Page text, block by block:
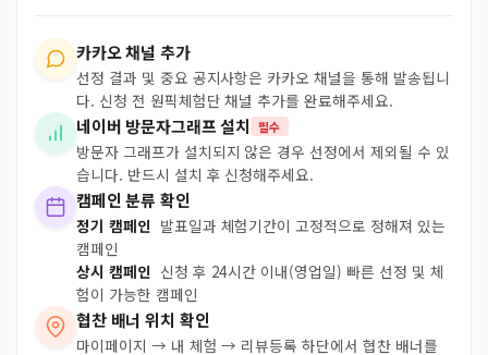
카카오 채널 추가
선정 결과 및 중요 공지사항은 카카오 채널을 통해 발송됩니
다. 신청 전 원픽체험단 채널 추가를 완료해주세요.
네이버 방문자그래프 설치 필수
방문자 그래프가 설치되지 않은 경우 선정에서 제외될 수 있
습니다. 반드시 설치 후 신청해주세요.
캠페인 분류 확인
정기 캠페인 발표일과 체험기간이 고정적으로 정해져 있는
캠페인
상시 캠페인 신청 후 24시간 이내(영업일) 빠른 선정 및 체
험이 가능한 캠페인
협찬 배너 위치 확인
마이페이지 → 내 체험 → 리뷰등록 하단에서 협찬 배너를